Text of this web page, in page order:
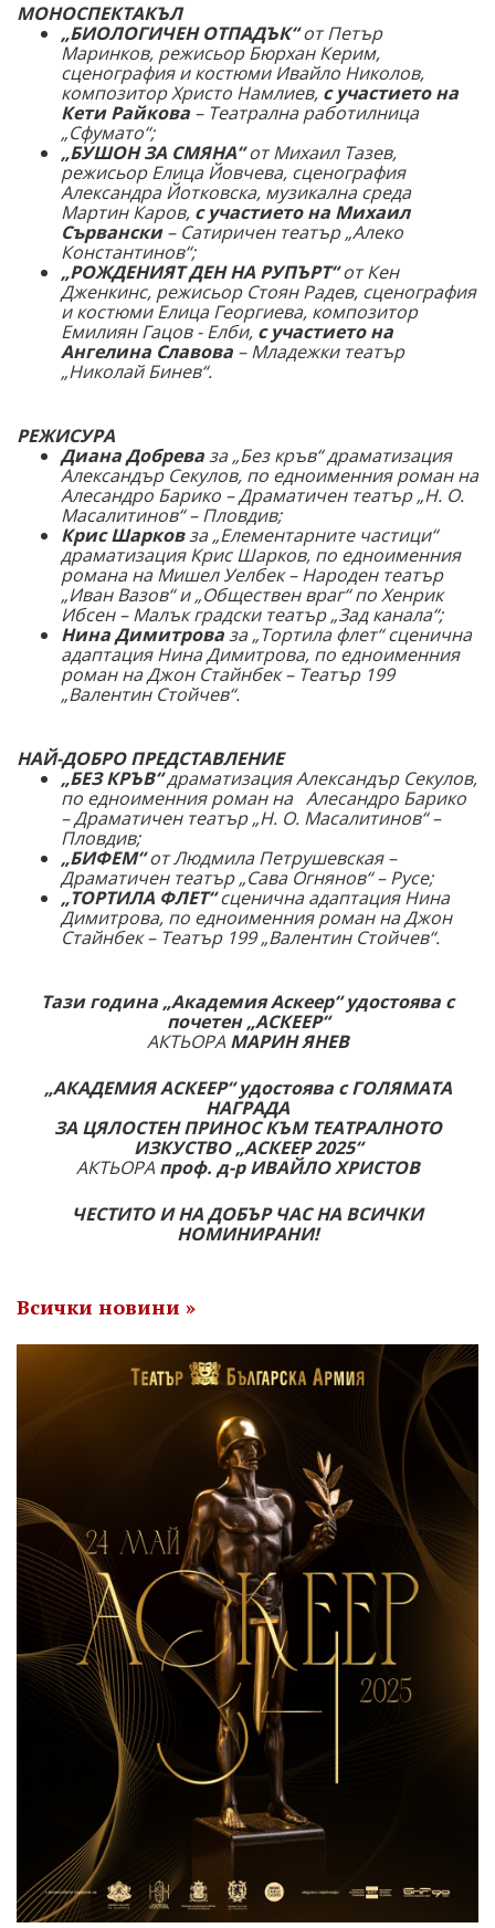
МОНОСПЕКТАКЪЛ
„БИОЛОГИЧЕН ОТПАДЪК“от Петър
Маринков, режисьор Бюрхан Керим,
сценография и костюми Ивайло Николов,
композитор Христо Намлиев, с участието на
Кети Райкова – Театрална работилница
„Сфумато“;
„БУШОН ЗА СМЯНА“от Михаил Тазев,
режисьор Елица Йовчева, сценография
Александра Йотковска, музикална среда
Мартин Каров, с участието на Михаил
Сървански– Сатиричен театър „Алеко
Константинов“;
„РОЖДЕНИЯТ ДЕН НА РУПЪРТ“от Кен
Дженкинс, режисьор Стоян Радев, сценография
и костюми Елица Георгиева, композитор
Емилиян Гацов - Елби, с участието на
Ангелина Славова – Младежки театър
„Николай Бинев“.
РЕЖИСУРА
Диана Добреваза „Без кръв“ драматизация
Александър Секулов, по едноименния роман на
Алесандро Барико – Драматичен театър „Н. О.
Масалитинов“– Пловдив;
Крис Шарковза „Елементарните частици“
драматизация Крис Шарков, по едноименния
романа на Мишел Уелбек – Народен театър
„Иван Вазов“ и „Обществен враг“ по Хенрик
Ибсен – Малък градски театър „Зад канала“;
Нина Димитроваза „Тортила флет“ сценична
адаптация Нина Димитрова, по едноименния
роман на Джон Стайнбек – Театър 199
„Валентин Стойчев“.
НАЙ-ДОБРО ПРЕДСТАВЛЕНИЕ
„БЕЗ КРЪВ“драматизация Александър Секулов,
по едноименния роман на Алесандро Барико
– Драматичен театър „Н. О. Масалитинов“ –
Пловдив;
„БИФЕМ“от Людмила Петрушевская –
Драматичен театър „Сава Огнянов“ – Русе;
„ТОРТИЛА ФЛЕТ“сценична адаптация Нина
Димитрова, по едноименния роман на Джон
Стайнбек – Театър 199 „Валентин Стойчев“.
Тази година „Академия Аскеер“ удостоява с
почетен „АСКЕЕР“
АКТЬОРА МАРИН ЯНЕВ
„АКАДЕМИЯ АСКЕЕР“ удостоява с ГОЛЯМАТА
НАГРАДА
ЗА ЦЯЛОСТЕН ПРИНОС КЪМ ТЕАТРАЛНОТО
ИЗКУСТВО „АСКЕЕР 2025“
АКТЬОРАпроф. д-р ИВАЙЛО ХРИСТОВ
ЧЕСТИТО И НА ДОБЪР ЧАС НА ВСИЧКИ
НОМИНИРАНИ!
Всички новини »